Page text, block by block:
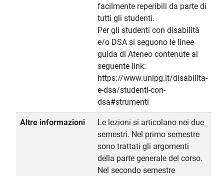
facilmente reperibili da parte di
tutti gli studenti.
Per gli studenti con disabilità
e/o DSA si seguono le linee
guida di Ateneo contenute al
seguente link:
https://www.unipg.it/disabilita-
e-dsa/studenti-con-
dsa#strumenti
Altre informazioni
Le lezioni si articolano nei due
semestri. Nel primo semestre
sono trattati gli argomenti
della parte generale del corso.
Nel secondo semestre